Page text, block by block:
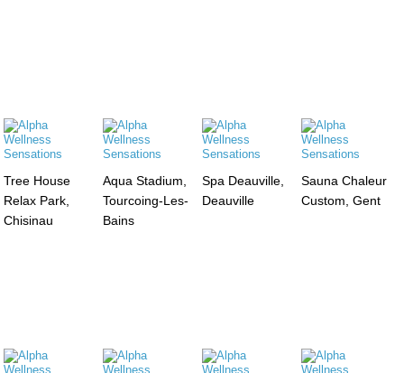
Tree House
Relax Park,
Chisinau
Aqua Stadium,
Tourcoing-Les-
Bains
Spa Deauville,
Deauville
Sauna Chaleur
Custom, Gent